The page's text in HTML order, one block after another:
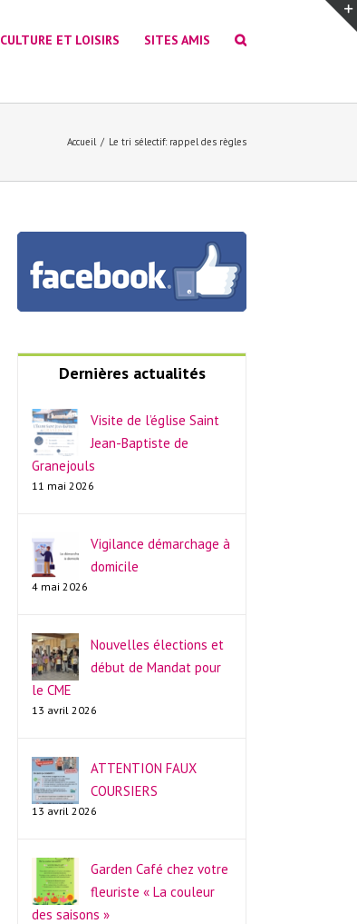
CULTURE ET LOISIRS SITES AMIS
Accueil / Le tri sélectif: rappel des règles
Dernières actualités
Visite de l’église Saint
Jean-Baptiste de
Granejouls
11 mai 2026
Vigilance démarchage à
domicile
4 mai 2026
Nouvelles élections et
début de Mandat pour
le CME
13 avril 2026
ATTENTION FAUX
COURSIERS
13 avril 2026
Garden Café chez votre
fleuriste « La couleur
des saisons »